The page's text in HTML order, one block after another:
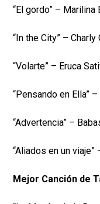
“El gordo” – Marilina
“In the City” – Charly
“Volarte” – Eruca
“Pensando en Ella”
“Advertencia” –
“Aliados en un
Mejor Canción de